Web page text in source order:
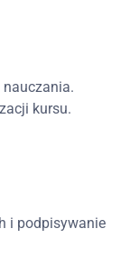
kursu.
i podpisywanie